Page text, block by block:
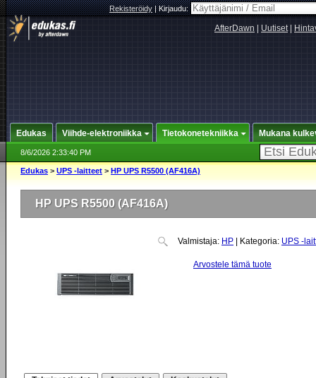
Rekisteröidy|Kirjaudu:
AfterDawn Uutiset|
Edukas Viihde-elektroniikka Tietokonetekniikka Mukana
8/6/2026 2:33:40 PM
Edukas > UPS -laitteet > HP UPS R5500 (AF416A)
HP UPS R5500 (AF416A)
Valmistaja: HP | Kategoria: UPS -
Arvostele tämä tuote